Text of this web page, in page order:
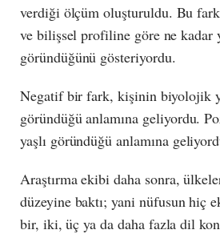
verdiği ölçüm oluşturuldu. Bu
ve bilişsel profiline göre ne kadar
göründüğünü gösteriyordu.
Negatif bir fark, kişinin biyolojik
göründüğü anlamına geliyordu.
yaşlı göründüğü anlamına
Araştırma ekibi daha sonra,
düzeyine baktı; yani nüfusun hiç
bir, iki, üç ya da daha fazla dil